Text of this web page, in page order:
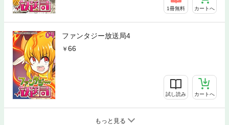
1冊無料 カートへ
ファンタジー放送局4
66
試し読み カートへ
もっと見る